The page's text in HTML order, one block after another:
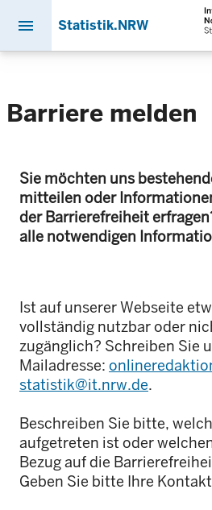
menu Statistik.NRW
Barriere melden
Sie möchten uns
mitteilen oder
der Barrierefreiheit
alle notwendigen
Ist auf unserer Webseite
vollständig nutzbar oder
zugänglich? Schreiben Sie
Mailadresse:
statistik@it.nrw.de.
Beschreiben Sie bitte,
aufgetreten ist oder
Bezug auf die
Geben Sie bitte Ihre